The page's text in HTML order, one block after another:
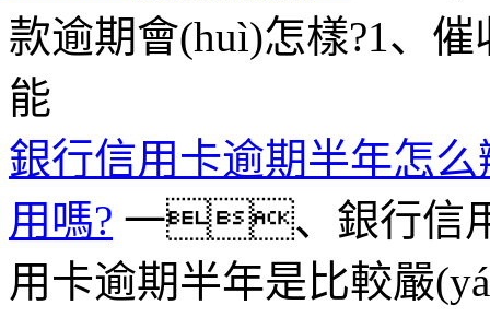
款逾期會(huì)怎樣?1、
能
銀行信用卡逾期半年怎
用嗎? 一、銀行信
用卡逾期半年是比較嚴